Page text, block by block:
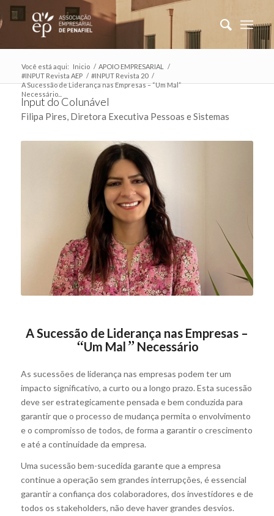
Você está aqui: Inicio / APOIO EMPRESARIAL
/
#INPUT Revista AEP / #INPUT Revista 20 /
A Sucessão de Liderança nas Empresas – “Um Mal”
Necessário...
Input do Colunável
Filipa Pires, Diretora Executiva Pessoas e Sistemas
A Sucessão de Liderança nas Empresas –
“Um Mal” Necessário
As sucessões de liderança nas empresas podem ter um
impacto significativo, a curto ou a longo prazo. Esta sucessão
deve ser estrategicamente pensada e bem conduzida para
garantir que o processo de mudança permita o envolvimento
e o compromisso de todos, de forma a garantir o crescimento
e até a continuidade da empresa.
Uma sucessão bem-sucedida garante que a empresa
continue a operação sem grandes interrupções, é essencial
garantir a confiança dos colaboradores, dos investidores e de
todos os stakeholders, não deve haver grandes desvios.